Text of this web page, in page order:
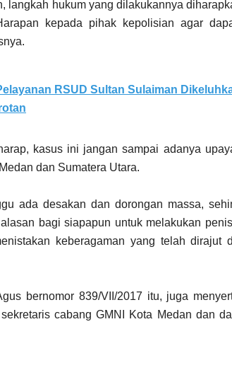
langkah hukum yang dilakukannya
kepada pihak kepolisian agar
RSUD Sultan Sulaiman
kasus ini jangan sampai adanya
dan Sumatera Utara.
ada desakan dan dorongan massa,
bagi siapapun untuk melakukan
keberagaman yang telah dirajut
bernomor 839/VII/2017 itu, juga
cabang GMNI Kota Medan dan